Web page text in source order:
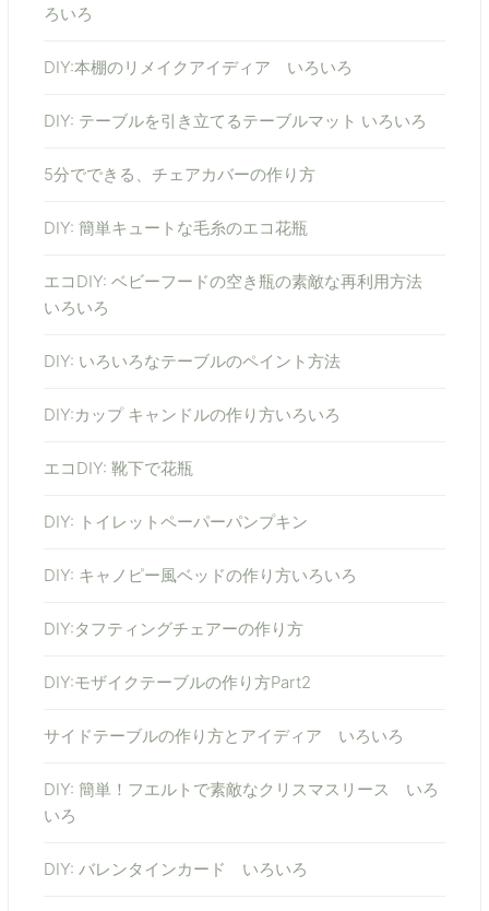
ろいろ
DIY:本棚のリメイクアイディア いろいろ
DIY: テーブルを引き立てるテーブルマット いろいろ
5分でできる、チェアカバーの作り方
DIY: 簡単キュートな毛糸のエコ花瓶
エコDIY: ベビーフードの空き瓶の素敵な再利用方法
いろいろ
DIY: いろいろなテーブルのペイント方法
DIY:カップ キャンドルの作り方いろいろ
エコDIY: 靴下で花瓶
DIY: トイレットペーパーパンプキン
DIY: キャノピー風ベッドの作り方いろいろ
DIY:タフティングチェアーの作り方
DIY:モザイクテーブルの作り方Part2
サイドテーブルの作り方とアイディア いろいろ
DIY: 簡単！フエルトで素敵なクリスマスリース いろ
いろ
DIY: バレンタインカード いろいろ